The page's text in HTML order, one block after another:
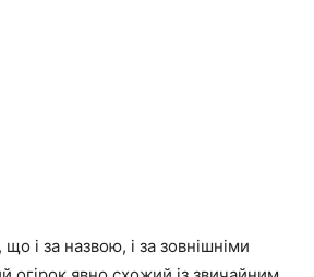
і за назвою, і за зовнішніми